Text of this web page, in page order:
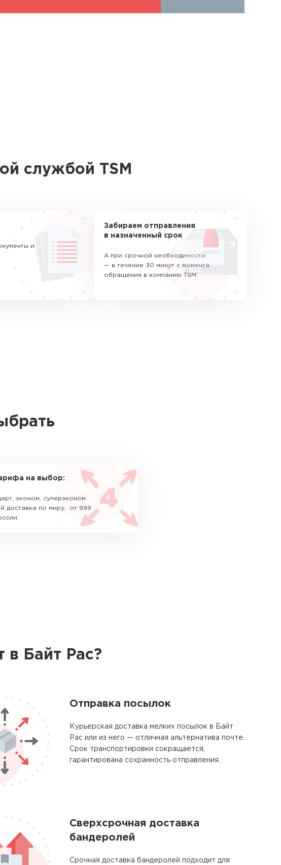
службой TSM
и
Забираем отправления
в назначенный срок
А при срочной необходимости
— в течение 30 минут с момента
обращения в компанию TSM
на выбор:
эконом, суперэконом
доставка по миру, от 999
в Байт Рас?
Отправка посылок
Курьерская доставка мелких посылок в Байт
Рас или из него — отличная альтернатива почте.
Срок транспортировки сокращается,
гарантирована сохранность отправления.
Сверхсрочная доставка
бандеролей
Срочная доставка бандеролей подходит для